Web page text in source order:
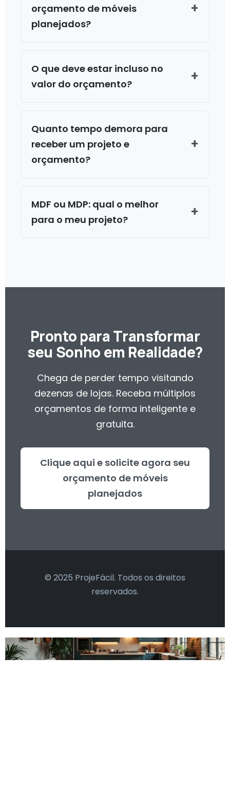
orçamento de móveis
planejados?
O que deve estar incluso no
valor do orçamento?
Quanto tempo demora para
receber um projeto e
orçamento?
MDF ou MDP: qual o melhor
para o meu projeto?
Pronto para Transformar
seu Sonho em Realidade?
Chega de perder tempo visitando
dezenas de lojas. Receba múltiplos
orçamentos de forma inteligente e
gratuita.
Clique aqui e solicite agora seu
orçamento de móveis
planejados
© 2025 ProjeFácil. Todos os direitos
reservados.